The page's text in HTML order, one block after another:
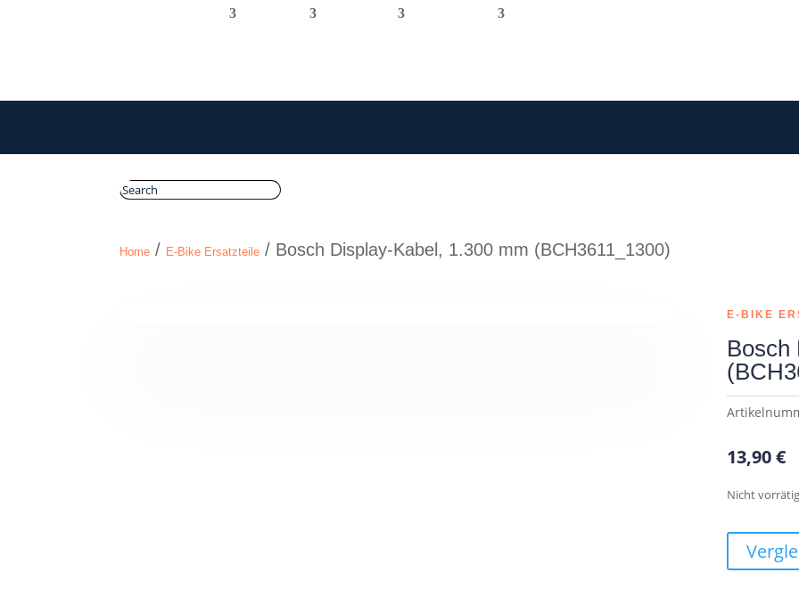
Home / E-Bike Ersatzteile / Bosch Display-Kabel, 1.300 mm (BCH3611_1300)
E-BIKE
Bosch
13,90€
Nicht vorrätig